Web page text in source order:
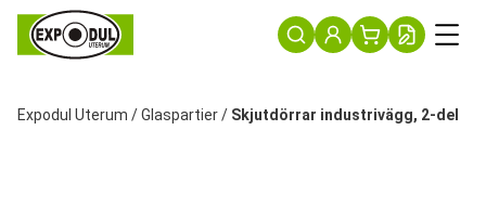
Expodul Uterum /Glaspartier/ Skjutdörrar industrivägg, 2-del